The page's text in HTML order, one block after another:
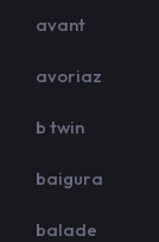
avant
avoriaz
b twin
baigura
balade